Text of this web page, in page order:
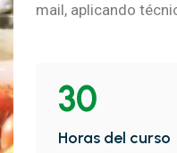
mail, aplicando
30
Horas del curso